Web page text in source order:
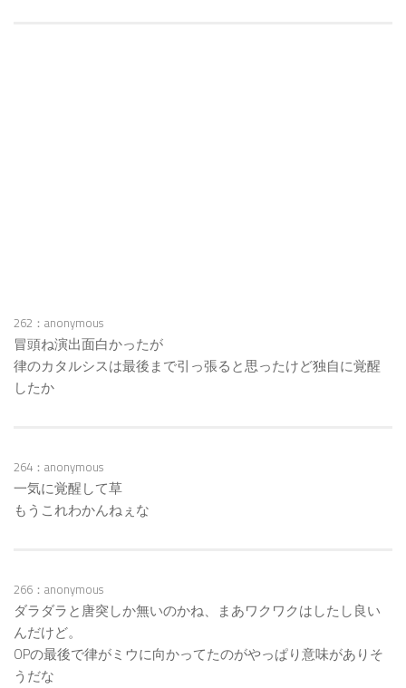
262：anonymous
冒頭ね演出面白かったが
律のカタルシスは最後まで引っ張ると思ったけど独自に覚醒
したか
264：anonymous
一気に覚醒して草
もうこれわかんねぇな
266：anonymous
ダラダラと唐突しか無いのかね、まあワクワクはしたし良い
んだけど。
OPの最後で律がミウに向かってたのがやっぱり意味がありそ
うだな